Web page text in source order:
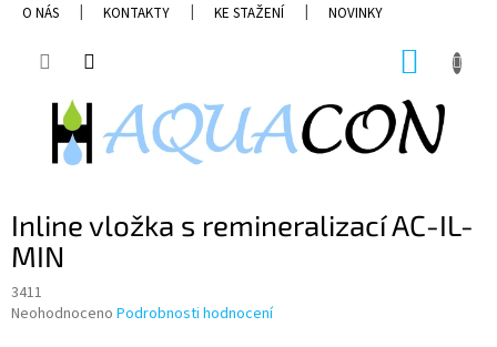
PřejítO NÁS KONTAKTY KE STAŽENÍ NOVINKY
Inline vložka s remineralizací AC-IL-
MIN
3411
Průměrné
Neohodnoceno Podrobnosti hodnocení